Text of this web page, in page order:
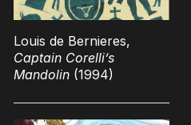
Louis de Bernieres,
Captain Corelli’s
Mandolin(1994)